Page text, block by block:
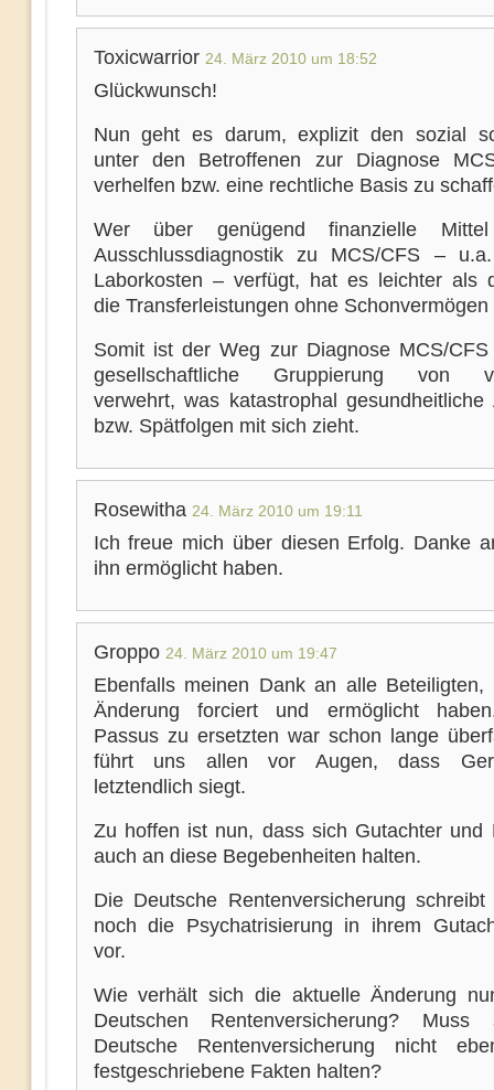
Toxicwarrior 24. März 2010 um 18:52
Glückwunsch!
Nun geht es darum, explizit den sozial
unter den Betroffenen zur Diagnose
verhelfen bzw. eine rechtliche Basis zu
Wer über genügend finanzielle
Ausschlussdiagnostik zu MCS/CFS –
Laborkosten – verfügt, hat es leichter als
die Transferleistungen ohne Schonvermögen
Somit ist der Weg zur Diagnose MCS/
gesellschaftliche Gruppierung von
verwehrt, was katastrophal gesundheitliche
bzw. Spätfolgen mit sich zieht.
Rosewitha 24. März 2010 um 19:11
Ich freue mich über diesen Erfolg. Danke
ihn ermöglicht haben.
Groppo 24. März 2010 um 19:47
Ebenfalls meinen Dank an alle Beteiligten,
Änderung forciert und ermöglicht
Passus zu ersetzten war schon lange
führt uns allen vor Augen, dass
letztendlich siegt.
Zu hoffen ist nun, dass sich Gutachter und
auch an diese Begebenheiten halten.
Die Deutsche Rentenversicherung
noch die Psychatrisierung in ihrem
vor.
Wie verhält sich die aktuelle Änderung
Deutschen Rentenversicherung?
Deutsche Rentenversicherung nicht
festgeschriebene Fakten halten?